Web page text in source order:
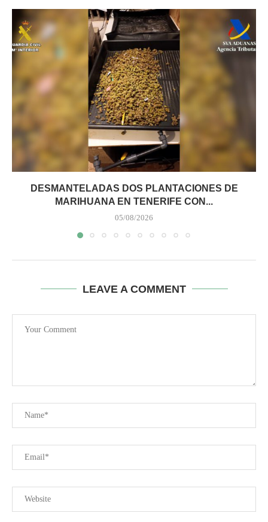
DESMANTELADAS DOS PLANTACIONES DE
MARIHUANA EN TENERIFE CON...
05/08/2026
LEAVE A COMMENT